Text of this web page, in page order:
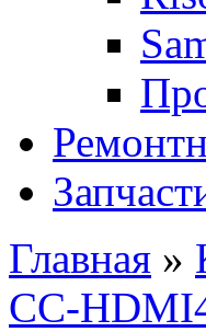
Главная »
CC-